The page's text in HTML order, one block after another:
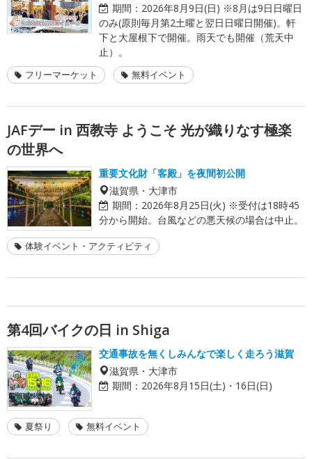
期間： 2026年8月9日(日) ※8月は9日日曜日
のみ(原則毎月第2土曜と翌日日曜日開催)。軒
下と大屋根下で開催。雨天でも開催（荒天中
止）。
フリーマーケット 無料イベント
JAFデー in 西教寺 ようこそ 光が織りなす極楽
の世界へ
重要文化財「客殿」を夜間初公開
滋賀県・大津市
期間： 2026年8月25日(火) ※受付は18時45
分から開始。台風などの悪天候の場合は中止。
体験イベント・アクティビティ
第4回バイクの日 in Shiga
交通事故を無くしみんなで楽しく走ろう滋賀
滋賀県・大津市
期間： 2026年8月15日(土)・16日(日)
夏祭り 無料イベント